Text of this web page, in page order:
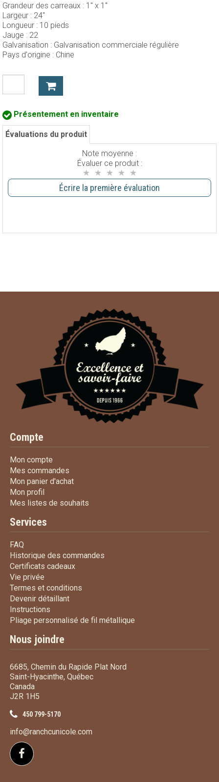
Grandeur des carreaux : 1" x 1"
Largeur : 24"
Longueur : 10 pieds
Jauge : 22
Galvanisation : Galvanisation commerciale régulière
Pays d'origine : Chine
Présentement en inventaire
Évaluations du produit
Note moyenne :
Évaluer ce produit :
Écrire la première évaluation
Compte
Mon compte
Mes commandes
Mon panier d'achatMon panier d'achat
Mon profil
Mes listes de souhaits
Services
FAQ
Historique des commandes
Certificats cadeauxCertificats cadeaux
Vie privée
Termes et conditions
Devenir détaillantDevenir détaillant
Instructions
Pliage personnalisé de fil métallique
Nous joindre
6685, Chemin du Rapide Plat Nord
Saint-Hyacinthe, Québec
Canada
J2R 1H5
450 799-5170
info@ranchcunicole.com
Suivez-nous sur Facebook